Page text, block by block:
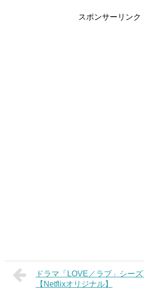
スポンサーリンク
ドラマ「LOVE／ラブ」シー
【Netflixオリジナル】